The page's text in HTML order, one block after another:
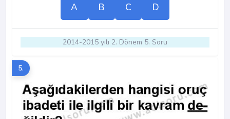
A B C D
2014-2015 yılı 2. Dönem 5. Soru
5.